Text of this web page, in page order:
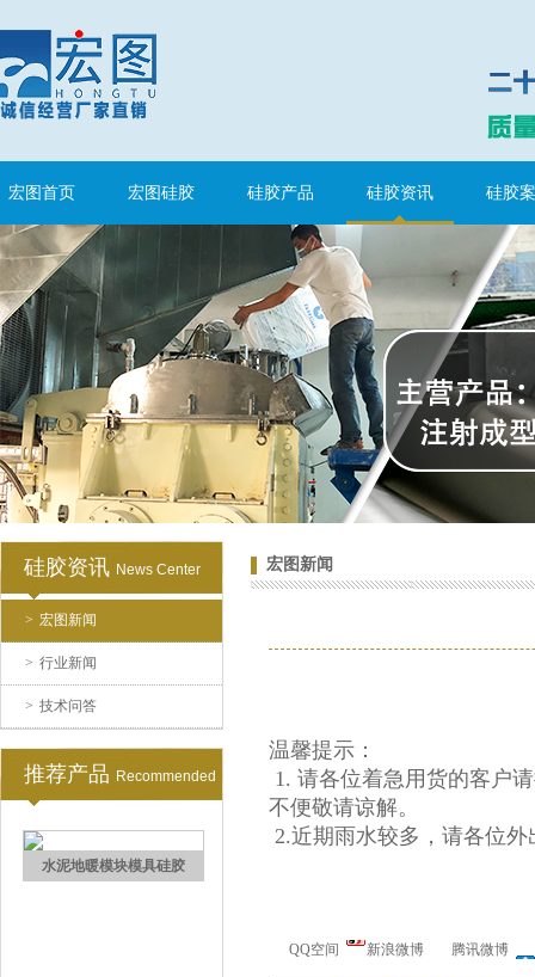
宏图首页 宏图硅胶 硅胶产品 硅胶资讯 硅胶
硅胶资讯 News Center
> 宏图新闻
> 行业新闻
> 技术问答
推荐产品 Recommended
缩合型液体硅胶
加成型液体硅橡胶
水泥地暖模块模具硅胶
宏图新闻
温馨提示：
1. 请各位着急用货的客户
不便敬请谅解。
2.近期雨水较多，请各位
QQ空间 新浪微博 腾讯微博